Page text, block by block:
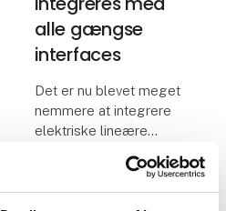
alle gængse
interfaces
Det er nu blevet meget
nemmere at integrere
elektriske lineære
maskine. Vi taler nemlig
dit sprog!